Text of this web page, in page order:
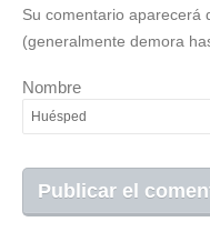
Su comentario aparecerá
(generalmente demora
Nombre